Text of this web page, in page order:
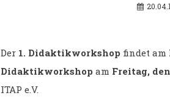
Der 1. Didaktikworkshop findet am
Didaktikworkshop am Freitag,
ITAP e.V.